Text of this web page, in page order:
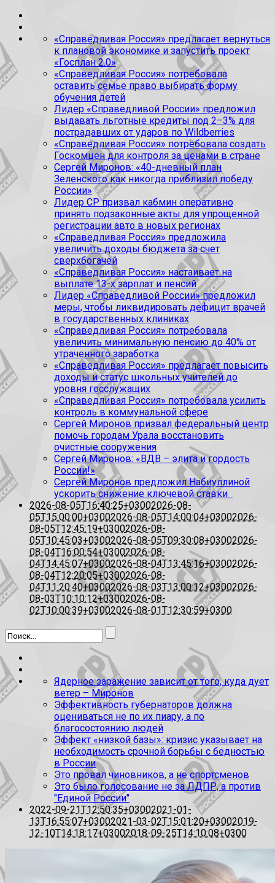
«Справедливая Россия» предлагает вернуться
к плановой экономике и запустить проект
«Госплан 2.0»
«Справедливая Россия» потребовала
оставить семье право выбирать форму
обучения детей
Лидер «Справедливой России» предложил
выдавать льготные кредиты под 2–3% для
пострадавших от ударов по Wildberries
«Справедливая Россия» потребовала создать
Госкомцен для контроля за ценами в стране
Сергей Миронов: «40-дневный план
Зеленского как никогда приблизил победу
России»
Лидер СР призвал кабмин оперативно
принять подзаконные акты для упрощенной
регистрации авто в новых регионах
«Справедливая Россия» предложила
увеличить доходы бюджета за счет
сверхбогачей
«Справедливая Россия» настаивает на
выплате 13-х зарплат и пенсий
Лидер «Справедливой России» предложил
меры, чтобы ликвидировать дефицит врачей
в государственных клиниках
«Справедливая Россия» потребовала
увеличить минимальную пенсию до 40% от
утраченного заработка
«Справедливая Россия» предлагает повысить
доходы и статус школьных учителей до
уровня госслужащих
«Справедливая Россия» потребовала усилить
контроль в коммунальной сфере
Сергей Миронов призвал федеральный центр
помочь городам Урала восстановить
очистные сооружения
Сергей Миронов: «ВДВ – элита и гордость
России!»
Сергей Миронов предложил Набиуллиной
ускорить снижение ключевой ставки
2026-08-05T16:40:25+03002026-08-
05T15:00:00+03002026-08-05T14:00:04+03002026-
08-05T12:45:19+03002026-08-
05T10:45:03+03002026-08-05T09:30:08+03002026-
08-04T16:00:54+03002026-08-
04T14:45:07+03002026-08-04T13:45:16+03002026-
08-04T12:20:05+03002026-08-
04T11:20:40+03002026-08-03T13:00:12+03002026-
08-03T10:10:12+03002026-08-
02T10:00:39+03002026-08-01T12:30:59+0300
Ядерное заражение зависит от того, куда дует
ветер – Миронов
Эффективность губернаторов должна
оцениваться не по их пиару, а по
благосостоянию людей
Эффект «низкой базы»: кризис указывает на
необходимость срочной борьбы с бедностью
в России
Это провал чиновников, а не спортсменов
Это было голосование не за ЛДПР, а против
"Единой России"
2022-09-21T12:50:35+03002021-01-
13T16:55:07+03002021-03-02T15:01:20+03002019-
12-10T14:18:17+03002018-09-25T14:10:08+0300